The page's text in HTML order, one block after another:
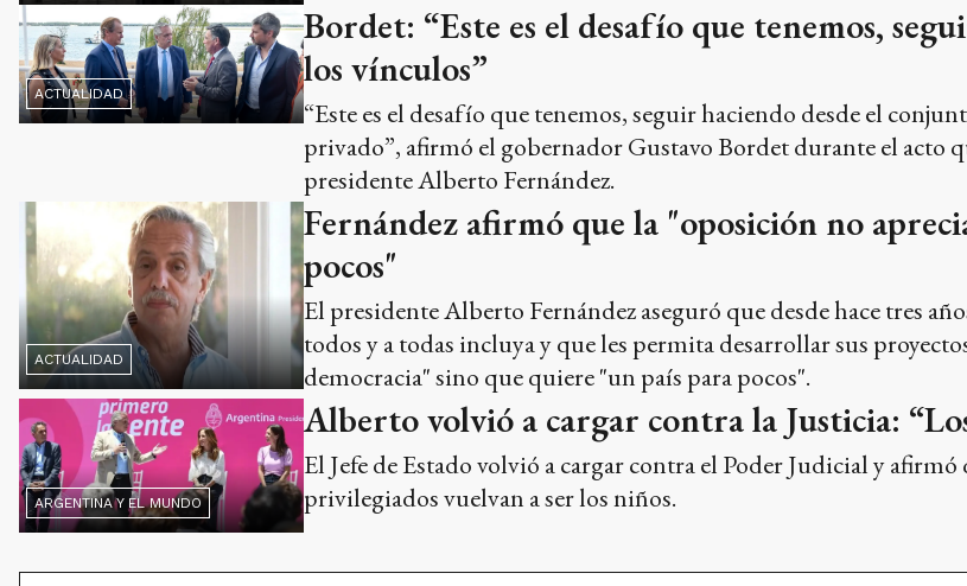
ACTUALIDAD
Bordet: “Este es el desafío que tenemos,
los vínculos”
“Este es el desafío que tenemos, seguir haciendo desde el
privado”, afirmó el gobernador Gustavo Bordet durante el acto
presidente Alberto Fernández.
ACTUALIDAD
Fernández afirmó que la "oposición no
pocos"
El presidente Alberto Fernández aseguró que desde hace tres
todos y a todas incluya y que les permita desarrollar sus
democracia" sino que quiere "un país para pocos".
ARGENTINA Y EL MUNDO
Alberto volvió a cargar contra la Justicia:
El Jefe de Estado volvió a cargar contra el Poder Judicial y
privilegiados vuelvan a ser los niños.